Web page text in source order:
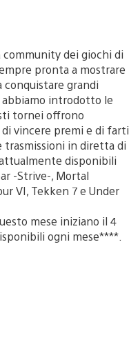
community dei giochi di
pronta a mostrare
conquistare grandi
abbiamo introdotto le
tornei offrono
vincere premi e di farti
trasmissioni in diretta di
disponibili
-Strive-, Mortal
VI, Tekken 7 e Under
mese iniziano il 4
ogni mese****.